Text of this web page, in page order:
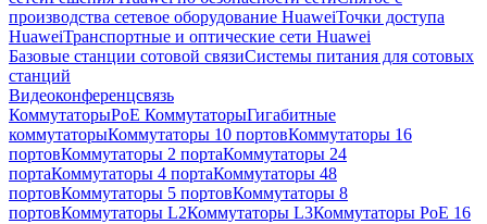
производства сетевое оборудование HuaweiТочки доступа
HuaweiТранспортные и оптические сети Huawei
Базовые станции сотовой связиСистемы питания для сотовых
станций
Видеоконференцсвязь
КоммутаторыPoE КоммутаторыГигабитные
коммутаторыКоммутаторы 10 портовКоммутаторы 16
портовКоммутаторы 2 портаКоммутаторы 24
портаКоммутаторы 4 портаКоммутаторы 48
портовКоммутаторы 5 портовКоммутаторы 8
портовКоммутаторы L2Коммутаторы L3Коммутаторы PoE 16